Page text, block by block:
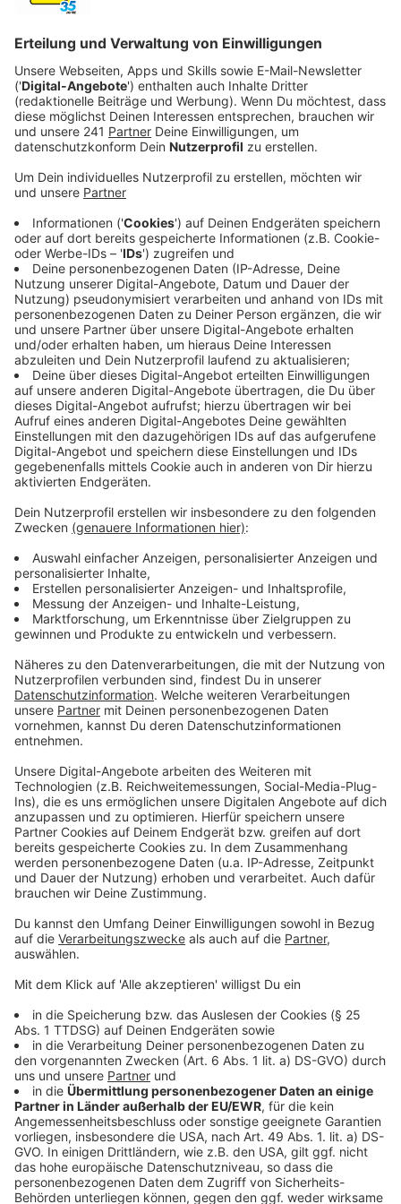
Anzeige
Ungerechtigkeiten oder Egoismus kann ich nicht gut
ertragen.
Anzeige
Das wissen die wenigsten über mich:
Anzeige
Ich kann tatsächlich nicht gut parallel zur Fahrbahn
einparken. Quer einparken, rangieren, LKW fahren, alles
kein Problem, aber längs zur Fahrbahn wird im ersten
Versuch immer schief.
Anzeige
Dieses Problem werde ich in meiner
Kommune nach meiner Wahl als Erstes
angehen:
Anzeige
Ich werde als Bürgermeister einen umfassenden
langfristige Ziel, aus der angespannten Haushaltslage
herauszukommen, ist ein Kassensturz der erste
Schritt. Dafür bringe ich berufliche und politische
Expertise mit ein.
Anzeige
Diese Schlagzeile möchte ich nach meiner
Amtszeit über mich lesen:
Anzeige
Soweit sind wir ja noch nicht, aber wenn ich gewählt
Schlagzeile: Bürger zufrieden, Projekte gut gelaufen,
gute Zusammenarbeit in der Alfterer Politik –
Lanzrath wiedergewählt.
Anzeige